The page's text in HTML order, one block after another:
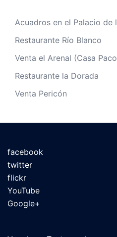
Acuadros en el Palacio de
Restaurante Río Blanco
Venta el Arenal (Casa
Restaurante la Dorada
Venta Pericón
facebook
twitter
flickr
YouTube
Google+